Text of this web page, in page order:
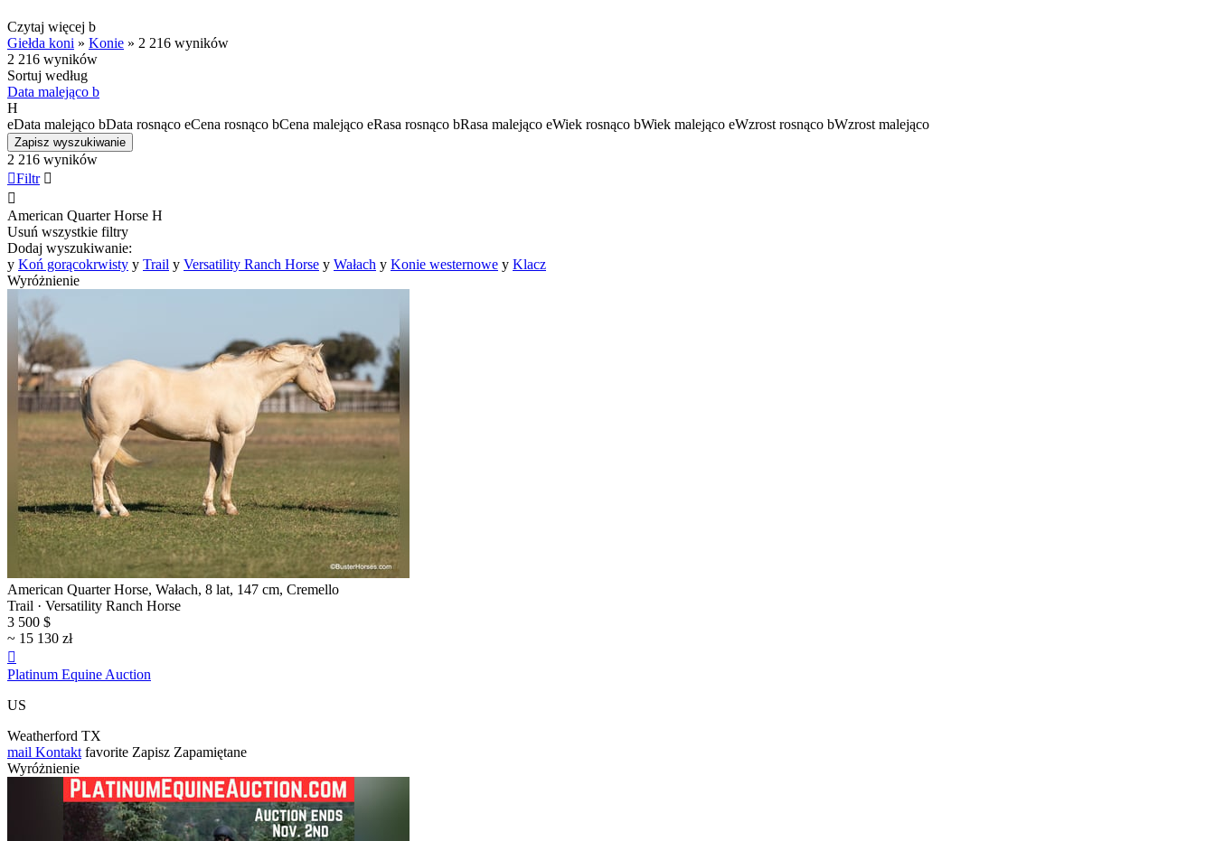
Czytaj więcej b
Giełda koni » Konie » 2 216 wyników
2 216 wyników
Sortuj według
Data malejąco b
H
eData malejąco bData rosnąco eCena rosnąco bCena malejąco eRasa rosnąco bRasa malejąco eWiek rosnąco bWiek malejąco eWzrost rosnąco bWzrost malejąco
Zapisz wyszukiwanie
2 216 wyników
Filtr 

American Quarter Horse H
Usuń wszystkie filtry
Dodaj wyszukiwanie:
y Koń gorącokrwisty y Trail y Versatility Ranch Horse y Wałach y Konie westernowe y Klacz
Wyróżnienie
American Quarter Horse, Wałach, 8 lat, 147 cm, Cremello
Trail · Versatility Ranch Horse
3 500 $
~ 15 130 zł

Platinum Equine Auction
US
Weatherford TX
mail Kontakt favorite Zapisz Zapamiętane
Wyróżnienie